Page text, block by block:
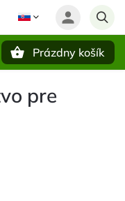
Prázdny košík
pre